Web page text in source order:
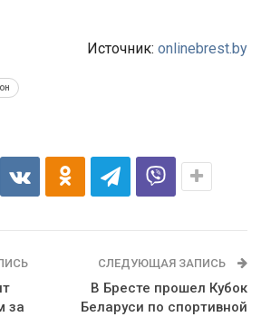
Источник: onlinebrest.by
за
СЛЕДУЮЩАЯ ЗАПИСЬ
В Бресте прошел Кубок
Беларуси по спортивной